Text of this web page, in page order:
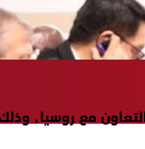
بفضل قرارات مجلس الأمن